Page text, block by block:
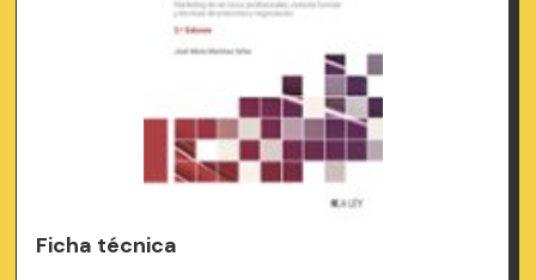
Ficha técnica